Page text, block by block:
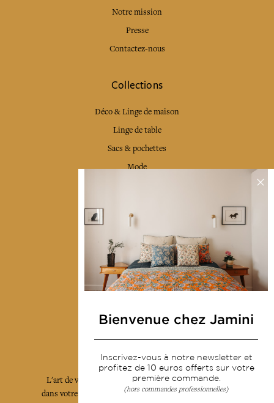
Notre mission
Presse
Contactez-nous
Collections
Déco & Linge de maison
Linge de table
Sacs & pochettes
Mode
Livraison & retour
CGV
Devenir revendeur
Notre communauté
L'art de vivre JAMINI raconté avec poésie et élégance
dans votre boîte mail. Inscrivez vous à notre newsletter
Bienvenue chez Jamini
Inscrivez-vous à notre newsletter et
profitez de 10 euros offerts sur votre
première commande.
(hors commandes professionnelles)